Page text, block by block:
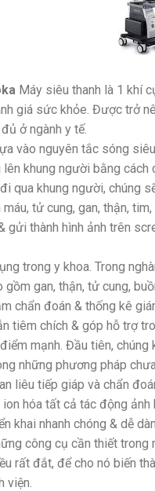
Máy siêu thanh là 1 khí
giá sức khỏe. Được trở
ở ngành y tế.
vào nguyên tắc sóng
khung người bằng
qua khung người, chúng
tử cung, gan, thận,
gửi thành hình ảnh trên
trong y khoa. Trong
gan, thận, tử cung,
chẩn đoán & thống kê
tiêm chích & góp hỗ trợ
mạnh. Đầu tiên,
những phương pháp
liêu tiếp giáp và chẩn
hóa tất cả tác động
khai nhanh chóng & dễ
công cụ cần thiết trong
rất đắt, để cho nó biến
viện.